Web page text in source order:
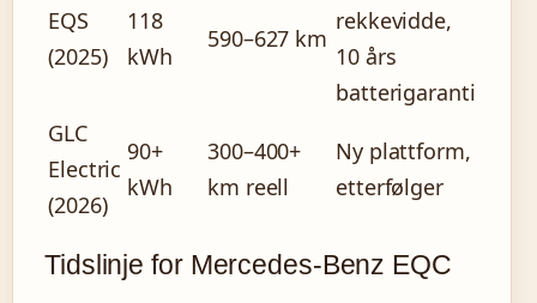
EQS
(2025)
118
kWh
590–627 km
rekkevidde,
10 års
batterigaranti
GLC
Electric
(2026)
90+
kWh
300–400+
km reell
Ny plattform,
etterfølger
Tidslinje for Mercedes-Benz EQC